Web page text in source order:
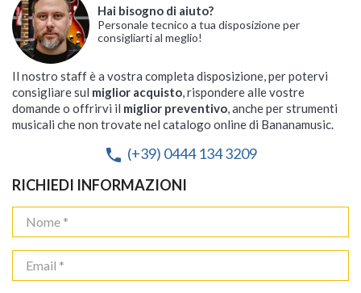
Hai bisogno di aiuto?
Personale tecnico a tua disposizione per
consigliarti al meglio!
Il nostro staff è a vostra completa disposizione, per potervi
consigliare sul miglior acquisto, rispondere alle vostre
domande o offrirvi il miglior preventivo, anche per strumenti
musicali che non trovate nel catalogo online di Bananamusic.
phone (+39) 0444 134 3209
RICHIEDI INFORMAZIONI